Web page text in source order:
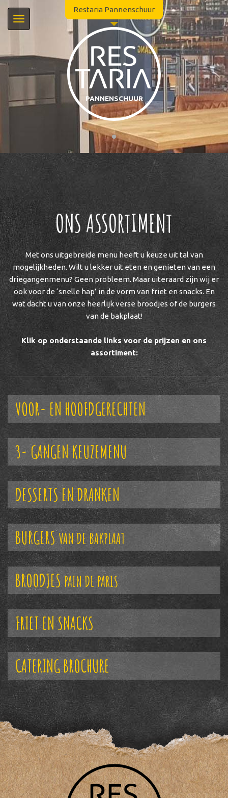
Momenteel geopend!
Restaria Pannenschuur
Pannenschuurplein 46
5061 WP Oisterwijk
013-5282951
info@restariapannenschuur.nl
Restaria Pannenschuur
Navigatie
in-/uitklappen
PANNENSCHUUR
ONS ASSORTIMENT
Met ons uitgebreide menu heeft u keuze uit tal van
mogelijkheden. Wilt u lekker uit eten en genieten van een
driegangenmenu? Geen probleem. Maar uiteraard zijn wij er
ook voor de ‘snelle hap’ in de vorm van friet en snacks. En
wat dacht u van onze heerlijk verse broodjes of de burgers
van de bakplaat!
Klik op onderstaande links voor de prijzen en ons
assortiment:
VOOR- EN HOOFDGERECHTEN
3- GANGEN KEUZEMENU
DESSERTS EN DRANKEN
BURGERSVAN DE BAKPLAAT
BROODJESPAIN DE PARIS
FRIET EN SNACKS
CATERING BROCHURE